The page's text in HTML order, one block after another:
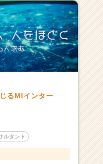
るMIインター
ルタント